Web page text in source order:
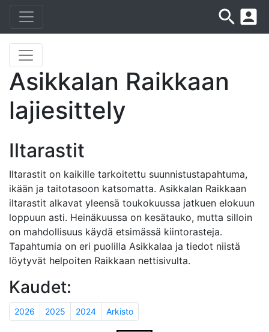
search account_box
Asikkalan Raikkaan
lajiesittely
Iltarastit
Iltarastit on kaikille tarkoitettu suunnistustapahtuma,
ikään ja taitotasoon katsomatta. Asikkalan Raikkaan
iltarastit alkavat yleensä toukokuussa jatkuen elokuun
loppuun asti. Heinäkuussa on kesätauko, mutta silloin
on mahdollisuus käydä etsimässä kiintorasteja.
Tapahtumia on eri puolilla Asikkalaa ja tiedot niistä
löytyvät helpoiten Raikkaan nettisivulta.
Kaudet:
2026 2025 2024 Arkisto